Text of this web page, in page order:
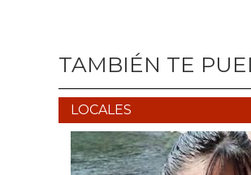
TAMBIÉN TE
LOCALES